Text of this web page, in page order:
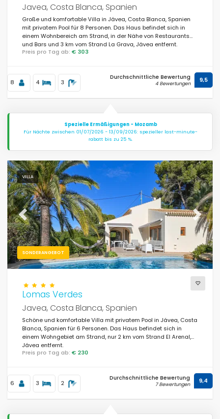
Javea, Costa Blanca, Spanien
Große und komfortable Villa in Jávea, Costa Blanca, Spanien
mit privatem Pool für 8 Personen. Das Haus befindet sich in
einem Wohnbereich am Strand, in der Nähe von Restaurants
und Bars und 3 km vom Strand La Grava, Jávea entfernt.
Preis pro Tag ab: € 303
8 4 3
Durchschnittliche Bewertung
4 Bewertungen 9,5
Spezielle Ermäßigungen - Mozamb
Für Nächte zwischen 01/07/2026 - 13/09/2026: spezieller last-minute-
rabatt bis zu 25 %.
VILLA
SONDERANGEBOT
Previous Next
Lomas Verdes
Javea, Costa Blanca, Spanien
Schöne und komfortable Villa mit privatem Pool in Jávea, Costa
Blanca, Spanien für 6 Personen. Das Haus befindet sich in
einem Wohngebiet am Strand, nur 2 km vom Strand El Arenal,
Jávea entfernt.
Preis pro Tag ab: € 230
6 3 2
Durchschnittliche Bewertung
7 Bewertungen 9,4